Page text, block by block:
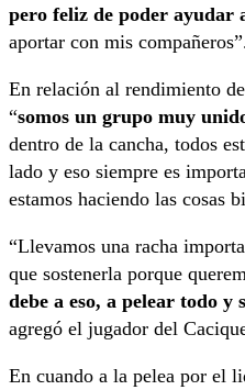
pero feliz de poder ayudar
aportar con mis
En relación al rendimiento
“somos un grupo muy
dentro de la cancha, todos
lado y eso siempre es
estamos haciendo las cosas
“Llevamos una racha
que sostenerla porque
debe a eso, a pelear todo
agregó el jugador del
En cuando a la pelea por el